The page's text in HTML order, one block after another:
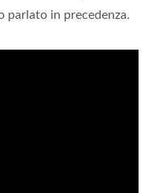
parlato in precedenza.